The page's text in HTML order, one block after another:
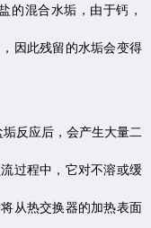
的混合水垢，由于钙，
因此残留的水垢会变得
反应后，会产生大量二
过程中，它对不溶或缓
从热交换器的加热表面